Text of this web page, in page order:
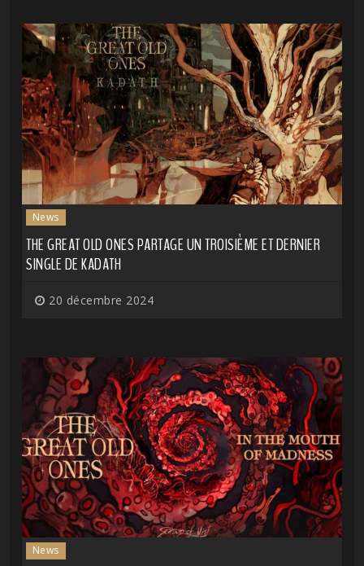
News
THE GREAT OLD ONES PARTAGE UN TROISIÈME ET DERNIER
SINGLE DE KADATH
20 décembre 2024
News